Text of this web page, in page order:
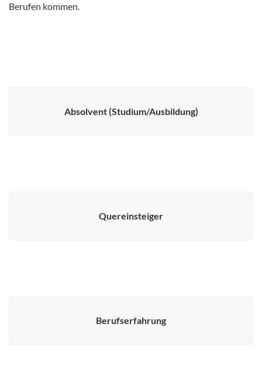
Berufen kommen.
Absolvent (Studium/Ausbildung)
Quereinsteiger
Berufserfahrung